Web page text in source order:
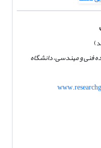
فنی و مهندسی، دانشگاه